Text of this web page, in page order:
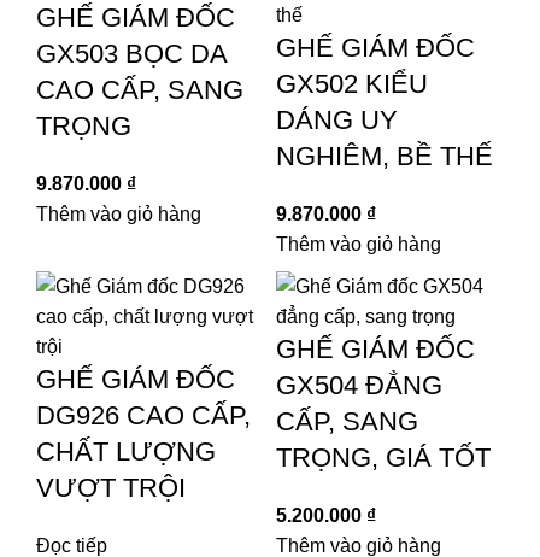
GHẾ GIÁM ĐỐC
GX503 BỌC DA
CAO CẤP, SANG
TRỌNG
9.870.000 ₫
Thêm vào giỏ hàng
GHẾ GIÁM ĐỐC
GX502 KIỂU
DÁNG UY
NGHIÊM, BỀ THẾ
9.870.000 ₫
Thêm vào giỏ hàng
GHẾ GIÁM ĐỐC
DG926 CAO CẤP,
CHẤT LƯỢNG
VƯỢT TRỘI
Đọc tiếp
GHẾ GIÁM ĐỐC
GX504 ĐẲNG
CẤP, SANG
TRỌNG, GIÁ TỐT
5.200.000 ₫
Thêm vào giỏ hàng